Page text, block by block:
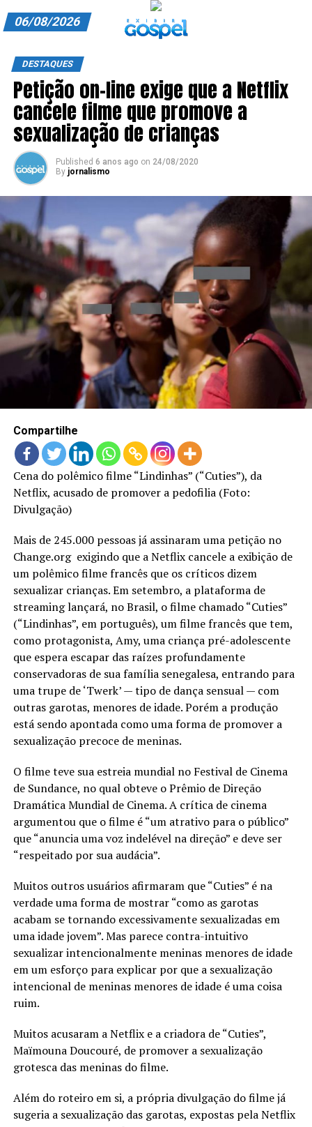
ANUNCIE CONOSCO
ASSINE
CARRINHO
EDITORIAL
EXPEDIENTE
FINALIZAR COMPRA
HOME
LANÇAMENTOS
06/08/2026
DESTAQUES
Petição on-line exige que a Netflix
cancele filme que promove a
sexualização de crianças
Published 6 anos ago on 24/08/2020
By jornalismo
Compartilhe
Cena do polêmico filme “Lindinhas” (“Cuties”), da
Netflix, acusado de promover a pedofilia (Foto:
Divulgação)
Mais de 245.000 pessoas já assinaram uma petição no
Change.org exigindo que a Netflix cancele a exibição de
um polêmico filme francês que os críticos dizem
sexualizar crianças. Em setembro, a plataforma de
streaming lançará, no Brasil, o filme chamado “Cuties”
(“Lindinhas”, em português), um filme francês que tem,
como protagonista, Amy, uma criança pré-adolescente
que espera escapar das raízes profundamente
conservadoras de sua família senegalesa, entrando para
uma trupe de ‘Twerk’ — tipo de dança sensual — com
outras garotas, menores de idade. Porém a produção
está sendo apontada como uma forma de promover a
sexualização precoce de meninas.
O filme teve sua estreia mundial no Festival de Cinema
de Sundance, no qual obteve o Prêmio de Direção
Dramática Mundial de Cinema. A crítica de cinema
argumentou que o filme é “um atrativo para o público”
que “anuncia uma voz indelével na direção” e deve ser
“respeitado por sua audácia”.
Muitos outros usuários afirmaram que “Cuties” é na
verdade uma forma de mostrar “como as garotas
acabam se tornando excessivamente sexualizadas em
uma idade jovem”. Mas parece contra-intuitivo
sexualizar intencionalmente meninas menores de idade
em um esforço para explicar por que a sexualização
intencional de meninas menores de idade é uma coisa
ruim.
Muitos acusaram a Netflix e a criadora de “Cuties”,
Maïmouna Doucouré, de promover a sexualização
grotesca das meninas do filme.
Além do roteiro em si, a própria divulgação do filme já
sugeria a sexualização das garotas, expostas pela Netflix